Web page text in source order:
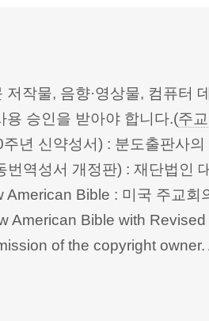
저작물, 음향·영상물, 컴퓨터
용 승인을 받아야 합니다.(주
주년 신약성서) : 분도출판사
번역성서 개정판) : 재단법인
American Bible : 미국 주교회
American Bible with
of the copyright